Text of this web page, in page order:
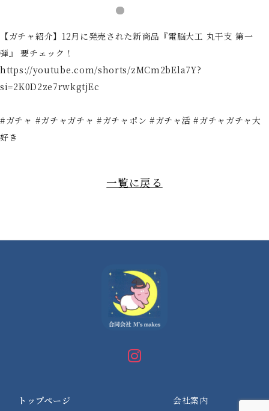
【ガチャ紹介】12月に発売された新商品『電脳大工 丸干支 第一
弾』 要チェック！
https://youtube.com/shorts/zMCm2bEla7Y?
si=2K0D2ze7rwkgtjEc
#ガチャ #ガチャガチャ #ガチャポン #ガチャ活 #ガチャガチャ大
好き
一覧に戻る
トップページ 会社案内